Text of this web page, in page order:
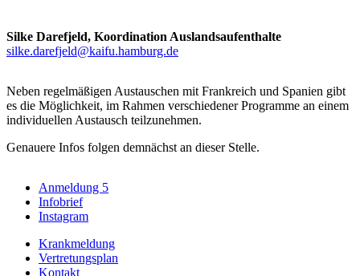
Silke Darefjeld, Koordination Auslandsaufenthalte
silke.darefjeld@kaifu.hamburg.de
Neben regelmäßigen Austauschen mit Frankreich und Spanien gibt
es die Möglichkeit, im Rahmen verschiedener Programme an einem
individuellen Austausch teilzunehmen.
Genauere Infos folgen demnächst an dieser Stelle.
Anmeldung 5
Infobrief
Instagram
Krankmeldung
Vertretungsplan
Kontakt